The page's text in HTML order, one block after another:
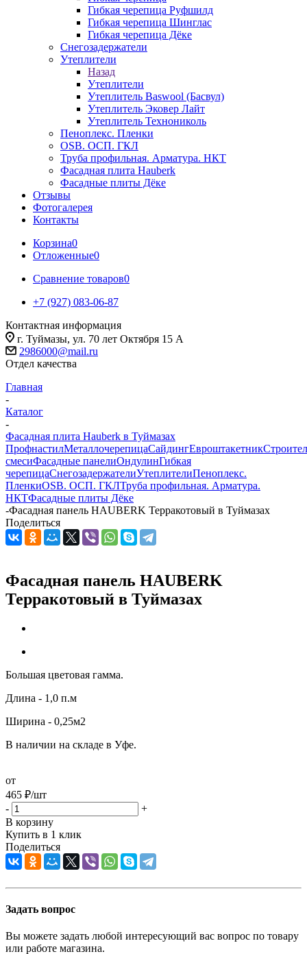
Гибкая черепица Руфшилд
Гибкая черепица Шинглас
Гибкая черепица Дёке
Снегозадержатели
Утеплители
Назад
Утеплители
Утеплитель Baswool (Басвул)
Утеплитель Эковер Лайт
Утеплитель Технониколь
Пеноплекс. Пленки
OSB. ОСП. ГКЛ
Труба профильная. Арматура. НКТ
Фасадная плита Hauberk
Фасадные плиты Дёке
Отзывы
Фотогалерея
Контакты
Корзина0
Отложенные0
Сравнение товаров0
+7 (927) 083-06-87
Контактная информация
г. Туймазы, ул. 70 лет Октября 15 А
2986000@mail.ru
Отдел качества
Главная
-
Каталог
-
Фасадная плита Hauberk в Туймазах
ПрофнастилМеталлочерепицаСайдингЕвроштакетник
смесиФасадные панелиОндулинГибкая
черепицаСнегозадержателиУтеплителиПеноплекс.
ПленкиOSB. ОСП. ГКЛТруба профильная. Арматура.
НКТФасадные плиты Дёке
-Фасадная панель HAUBERK Терракотовый в Туймазах
Поделиться
Фасадная панель HAUBERK
Терракотовый в Туймазах
Большая цветовая гамма.
Длина - 1,0 п.м
Ширина - 0,25м2
В наличии на складе в Уфе.
от
465 ₽/шт
-
+
В корзину
Купить в 1 клик
Поделиться
Задать вопрос
Вы можете задать любой интересующий вас вопрос по товару
или работе магазина.